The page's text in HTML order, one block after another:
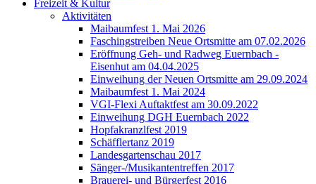
Freizeit & Kultur
Aktivitäten
Maibaumfest 1. Mai 2026
Faschingstreiben Neue Ortsmitte am 07.02.2026
Eröffnung Geh- und Radweg Euernbach -
Eisenhut am 04.04.2025
Einweihung der Neuen Ortsmitte am 29.09.2024
Maibaumfest 1. Mai 2024
VGI-Flexi Auftaktfest am 30.09.2022
Einweihung DGH Euernbach 2022
Hopfakranzlfest 2019
Schäfflertanz 2019
Landesgartenschau 2017
Sänger-/Musikantentreffen 2017
Brauerei- und Bürgerfest 2016